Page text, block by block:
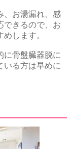
、お湯漏れ、感
できるので、お
します。
に骨盤臓器脱に
いる方は早めに